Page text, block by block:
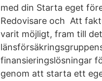
med din Starta eget
Redovisare och Att
varit möjligt, fram till
finansieringslösningar
genom att starta ett